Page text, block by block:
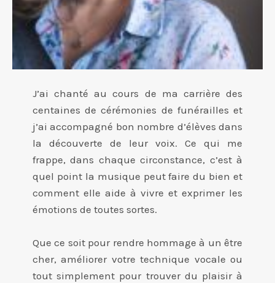
J’ai chanté au cours de ma carrière des
centaines de cérémonies de funérailles et
j’ai accompagné bon nombre d’élèves dans
la découverte de leur voix. Ce qui me
frappe, dans chaque circonstance, c’est à
quel point la musique peut faire du bien et
comment elle aide à vivre et exprimer les
émotions de toutes sortes.
Que ce soit pour rendre hommage à un être
cher, améliorer votre technique vocale ou
tout simplement pour trouver du plaisir à